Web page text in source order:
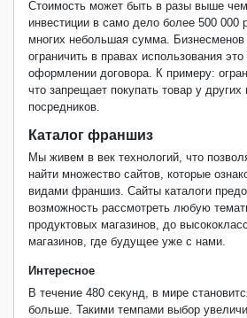
Стоимость может быть в разы выше
инвестиции в само дело более 500 000
многих небольшая сумма. Бизнесменов
ограничить в правах использования
оформлении договора. К примеру:
что запрещает покупать товар у
посредников.
Каталог франшиз
Мы живем в век технологий, что
найти множество сайтов, которые
видами франшиз. Сайты каталоги
возможность рассмотреть любую
продуктовых магазинов, до
магазинов, где будущее уже с нами.
Интересное
В течение 480 секунд, в мире
больше. Такими темпами выбор